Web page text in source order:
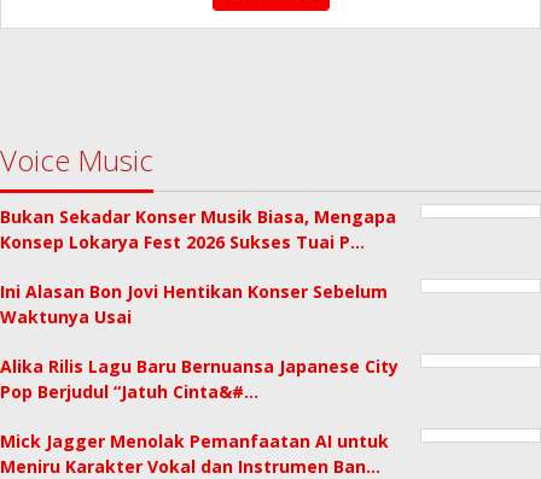
Voice Music
Bukan Sekadar Konser Musik Biasa, Mengapa
Konsep Lokarya Fest 2026 Sukses Tuai P…
Ini Alasan Bon Jovi Hentikan Konser Sebelum
Waktunya Usai
Alika Rilis Lagu Baru Bernuansa Japanese City
Pop Berjudul “Jatuh Cinta&#…
Mick Jagger Menolak Pemanfaatan AI untuk
Meniru Karakter Vokal dan Instrumen Ban…